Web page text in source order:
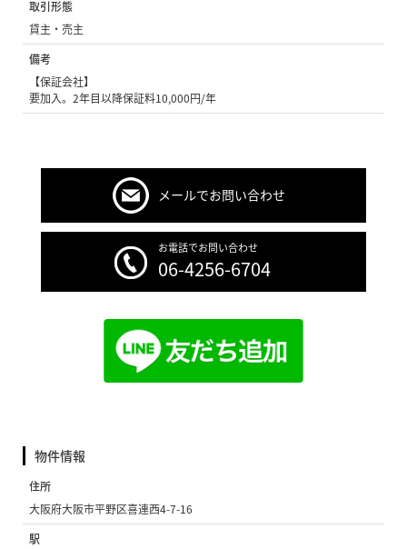
取引形態
貸主・売主
備考
【保証会社】
要加入。2年目以降保証料10,000円/年
メールでお問い合わせ
お電話でお問い合わせ
06-4256-6704
物件情報
住所
大阪府大阪市平野区喜連西4-7-16
駅